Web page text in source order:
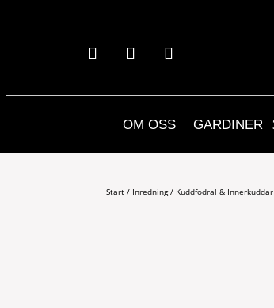
OM OSS GARDINER
Start / Inredning/ Kuddfodral & Innerkuddar